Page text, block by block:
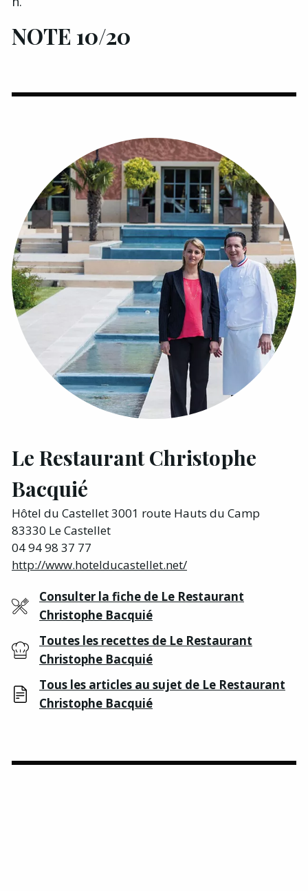
NOTE 10/20
Le Restaurant Christophe
Bacquié
Hôtel du Castellet 3001 route Hauts du Camp
83330 Le Castellet
04 94 98 37 77
http://www.hotelducastellet.net/
Consulter la fiche de Le Restaurant
Christophe Bacquié
Toutes les recettes de Le Restaurant
Christophe Bacquié
Tous les articles au sujet de Le Restaurant
Christophe Bacquié